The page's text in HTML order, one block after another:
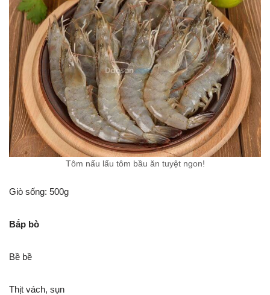
Tôm nấu lẩu tôm bầu ăn tuyệt ngon!
Giò sống: 500g
Bắp bò
Bề bề
Thịt vách, sụn